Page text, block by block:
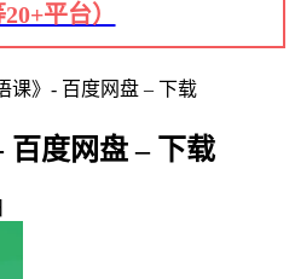
平台）
课》- 百度网盘 – 下载
百度网盘 – 下载